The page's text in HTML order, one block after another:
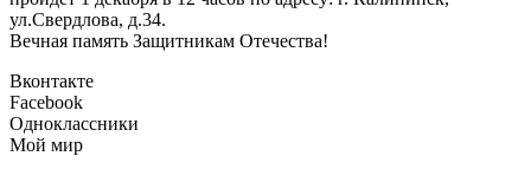
ул.Свердлова, д.34.
Вечная память Защитникам Отечества!
Вконтакте
Facebook
Одноклассники
Мой мир